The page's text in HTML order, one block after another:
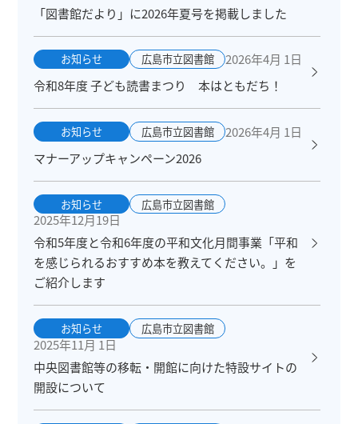
「図書館だより」に2026年夏号を掲載しました
お知らせ 広島市立図書館
2026年4月 1日
令和8年度 子ども読書まつり 本はともだち！
お知らせ 広島市立図書館
2026年4月 1日
マナーアップキャンペーン2026
お知らせ 広島市立図書館
2025年12月19日
令和5年度と令和6年度の平和文化月間事業「平和
を感じられるおすすめ本を教えてください。」を
ご紹介します
お知らせ 広島市立図書館
2025年11月 1日
中央図書館等の移転・開館に向けた特設サイトの
開設について